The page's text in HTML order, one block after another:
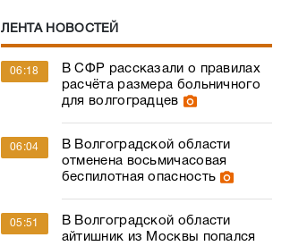
ЛЕНТА НОВОСТЕЙ
06:18
В СФР рассказали о правилах
расчёта размера больничного
для волгоградцев
06:04
В Волгоградской области
отменена восьмичасовая
беспилотная опасность
05:51
В Волгоградской области
айтишник из Москвы попался